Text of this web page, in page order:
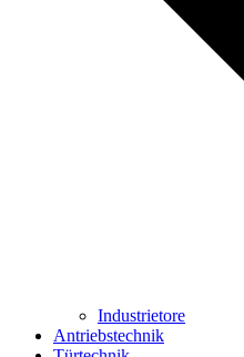
Industrietore
Antriebstechnik